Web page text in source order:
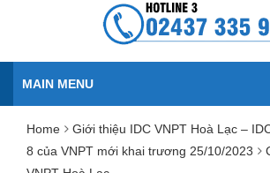
MAIN MENU
Home
Giới thiệu IDC VNPT Hoà Lạc –
8 của VNPT mới khai trương 25/10/2023